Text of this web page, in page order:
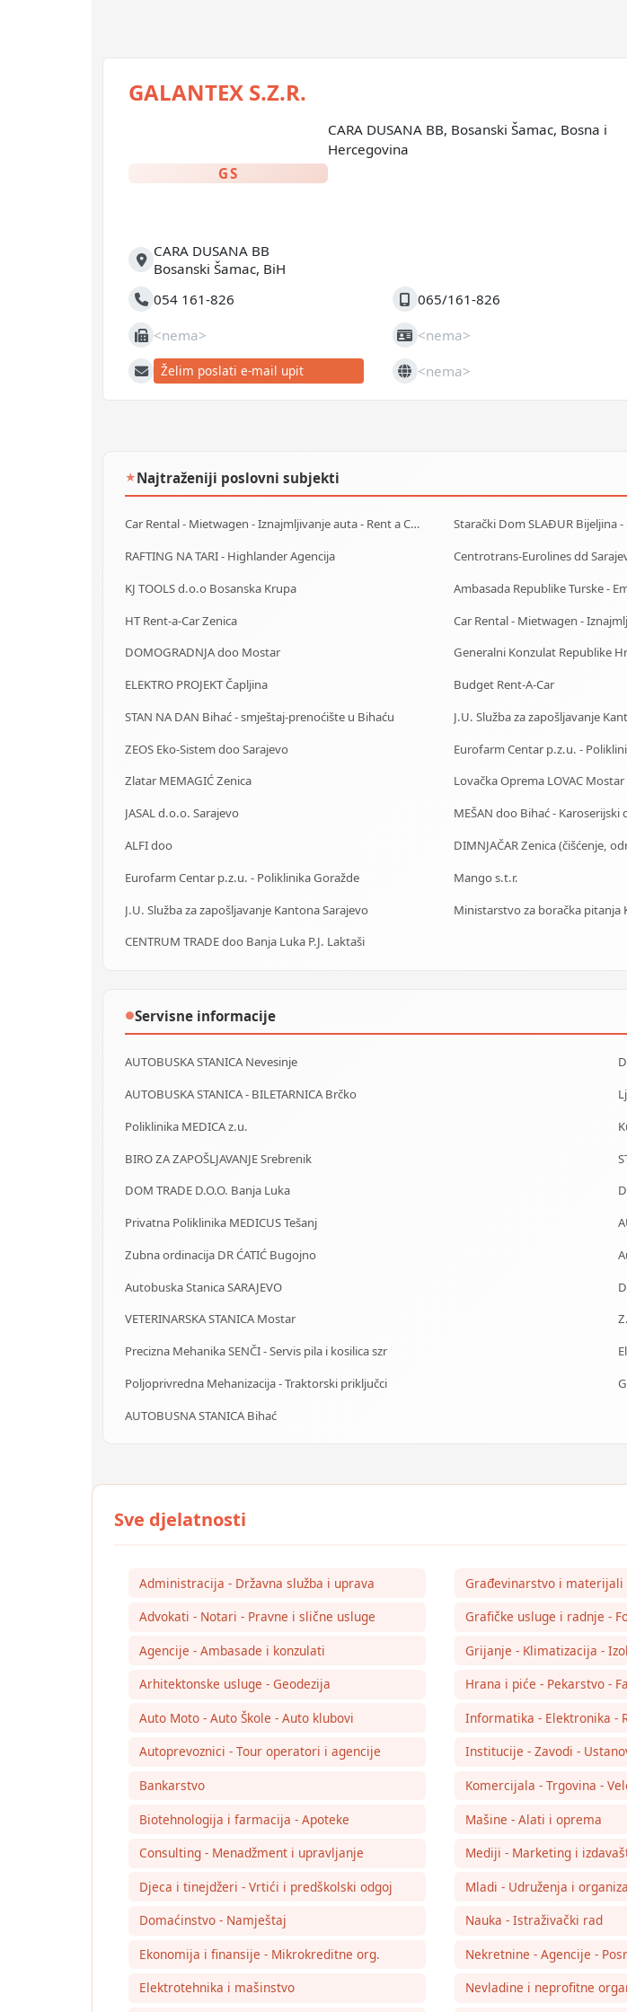
GALANTEX S.Z.R.
GS
CARA DUSANA BB, Bosanski Šamac, Bosna i
Hercegovina
Adresa
CARA DUSANA BB
Bosanski Šamac, BiH
Telefon054 161-826 Mobilni065/161-826
Fax <nema> JIB <nema>
E-mailŽelim poslati e-mail upit Web <nema>
★Najtraženiji poslovni subjekti
Car Rental - Mietwagen - Iznajmljivanje auta - Rent a Car Sarajevo Starački Dom SLAĐUR Bijeljina
RAFTING NA TARI - Highlander Agencija
KJ TOOLS d.o.o Bosanska Krupa
HT Rent-a-Car Zenica
DOMOGRADNJA doo Mostar
Generalni Konzulat Republike
ELEKTRO PROJEKT Čapljina
Budget Rent-A-Car
STAN NA DAN Bihać - smještaj-prenoćište u Bihaću
ZEOS Eko-Sistem doo Sarajevo
Eurofarm Centar p.z.u. -
Zlatar MEMAGIĆ Zenica
Lovačka Oprema LOVAC Mostar
JASAL d.o.o. Sarajevo
MEŠAN doo Bihać -
ALFI doo
DIMNJAČAR Zenica (čišćenje,
Eurofarm Centar p.z.u. - Poliklinika Goražde
Mango s.t.r.
J.U. Služba za zapošljavanje Kantona Sarajevo
Ministarstvo za boračka pitanja
CENTRUM TRADE doo Banja Luka P.J. Laktaši
●Servisne informacije
AUTOBUSKA STANICA Nevesinje
AUTOBUSKA STANICA - BILETARNICA Brčko
Poliklinika MEDICA z.u.
BIRO ZA ZAPOŠLJAVANJE Srebrenik
DOM TRADE D.O.O. Banja Luka
Privatna Poliklinika MEDICUS Tešanj
Zubna ordinacija DR ĆATIĆ Bugojno
Autobuska Stanica SARAJEVO
VETERINARSKA STANICA Mostar
Precizna Mehanika SENČI - Servis pila i kosilica szr
Poljoprivredna Mehanizacija - Traktorski priključci
AUTOBUSNA STANICA Bihać
Administracija - Državna služba i uprava
Advokati - Notari - Pravne i slične usluge
Agencije - Ambasade i konzulati
Arhitektonske usluge - Geodezija
Auto Moto - Auto Škole - Auto klubovi
Autoprevoznici - Tour operatori i agencije
Bankarstvo
Biotehnologija i farmacija - Apoteke
Consulting - Menadžment i upravljanje
Djeca i tinejdžeri - Vrtići i predškolski odgoj
Domaćinstvo - Namještaj
Ekonomija i finansije - Mikrokreditne org.
Elektrotehnika i mašinstvo
Građevinarstvo i materijali
Grafičke usluge i radnje -
Grijanje - Klimatizacija -
Hrana i piće - Pekarstvo -
Informatika - Elektronika -
Institucije - Zavodi -
Komercijala - Trgovina -
Mašine - Alati i oprema
Mediji - Marketing i
Mladi - Udruženja i
Nauka - Istraživački rad
Nekretnine - Agencije -
Nevladine i neprofitne